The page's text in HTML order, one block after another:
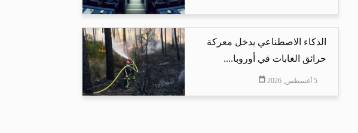
الذكاء الاصطناعي يدخل معركة
حرائق الغابات في أوروبا....
5 أغسطس, 2026